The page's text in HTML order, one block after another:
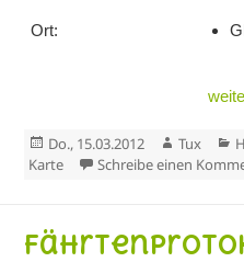
Ort:
Veröffentlicht
am
Do., 15.03.2012 Autor
Tux
Karte
Schreibe einen